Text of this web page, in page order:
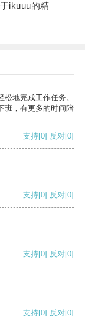
ikuuu的精
地完成工作任务。
班，有更多的时间陪
支持[0] 反对[0]
支持[0] 反对[0]
支持[0] 反对[0]
支持[0] 反对[0]